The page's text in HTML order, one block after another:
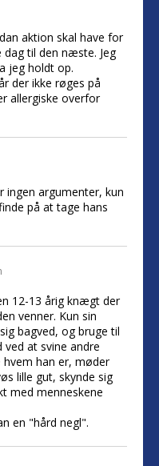
aktion skal have for
til den næste. Jeg
jeg holdt op.
der ikke røges på
allergiske overfor
ingen argumenter, kun
på at tage hans
12-13 årig knægt der
venner. Kun sin
bagved, og bruge til
at svine andre
hvem han er, møder
lille gut, skynde sig
med menneskene
en "hård negl".